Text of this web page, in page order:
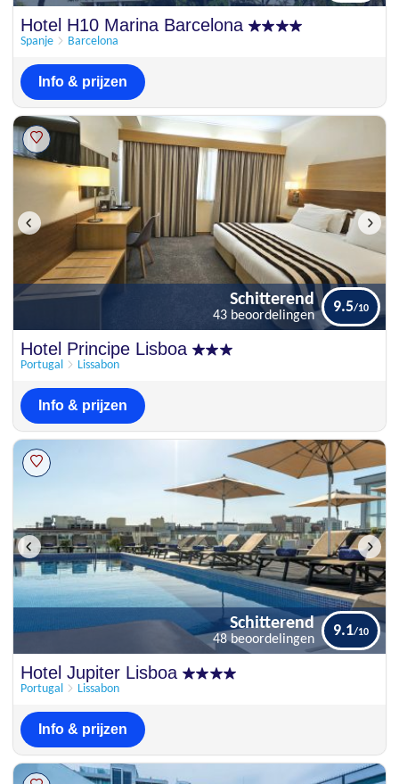
Uitstekend
Hotel H10 Marina Barcelona
Spanje Barcelona
Info & prijzen
Schitterend
Hotel Principe Lisboa
Portugal Lissabon
Schitterend
43 beoordelingen
9.5
Info & prijzen
Schitterend
Hotel Jupiter Lisboa
Portugal Lissabon
Schitterend
48 beoordelingen
9.1
Info & prijzen